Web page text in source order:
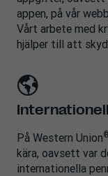
appen, på vår
Vårt arbete med
hjälper till att
På Western Union
kära, oavsett var
internationella